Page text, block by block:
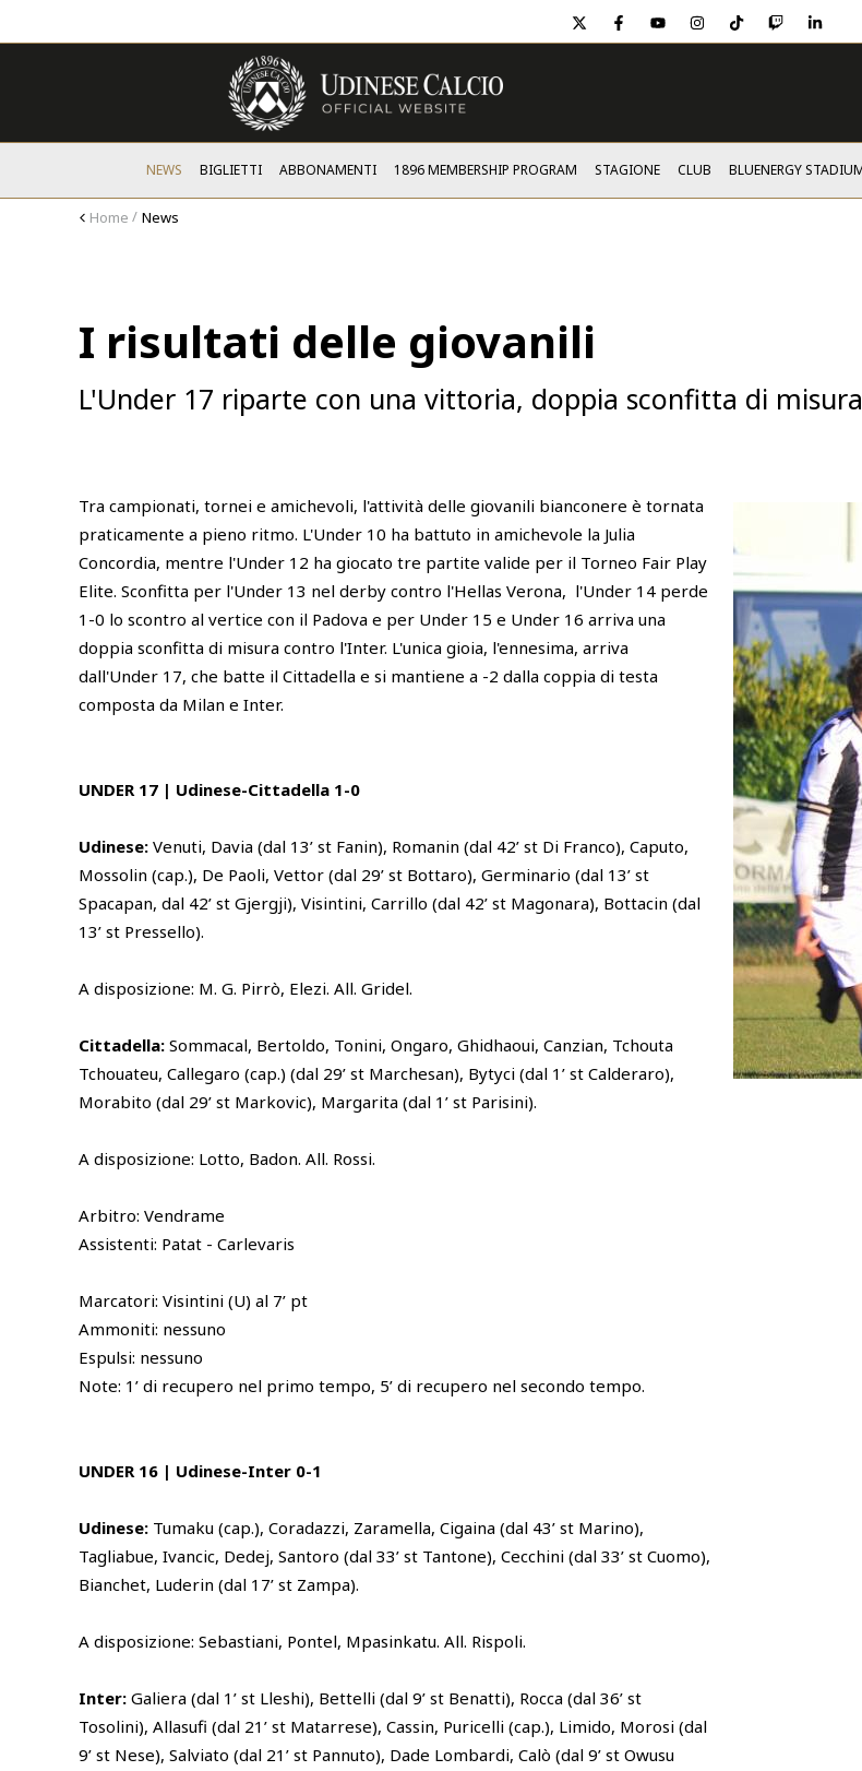
twitter facebook
youtubeinstagram
tiktoktwitch
NEWS BIGLIETTI ABBONAMENTI 1896 MEMBERSHIP PROGRAM STAGIONE CLUB BLUENERGY
Home News
I risultati delle giovanili
L'Under 17 riparte con una vittoria, doppia sconfitta di
Tra campionati, tornei e amichevoli, l'attività delle giovanili bianconere è tornata
praticamente a pieno ritmo. L'Under 10 ha battuto in amichevole la Julia
Concordia, mentre l'Under 12 ha giocato tre partite valide per il Torneo Fair Play
Elite. Sconfitta per l'Under 13 nel derby contro l'Hellas Verona, l'Under 14 perde
1-0 lo scontro al vertice con il Padova e per Under 15 e Under 16 arriva una
doppia sconfitta di misura contro l'Inter. L'unica gioia, l'ennesima, arriva
dall'Under 17, che batte il Cittadella e si mantiene a -2 dalla coppia di testa
composta da Milan e Inter.
UNDER 17 | Udinese-Cittadella 1-0
Udinese: Venuti, Davia (dal 13’ st Fanin), Romanin (dal 42’ st Di Franco), Caputo,
Mossolin (cap.), De Paoli, Vettor (dal 29’ st Bottaro), Germinario (dal 13’ st
Spacapan, dal 42’ st Gjergji), Visintini, Carrillo (dal 42’ st Magonara), Bottacin (dal
13’ st Pressello).
A disposizione: M. G. Pirrò, Elezi. All. Gridel.
Cittadella: Sommacal, Bertoldo, Tonini, Ongaro, Ghidhaoui, Canzian, Tchouta
Tchouateu, Callegaro (cap.) (dal 29’ st Marchesan), Bytyci (dal 1’ st Calderaro),
Morabito (dal 29’ st Markovic), Margarita (dal 1’ st Parisini).
A disposizione: Lotto, Badon. All. Rossi.
Arbitro: Vendrame
Assistenti: Patat - Carlevaris
Marcatori: Visintini (U) al 7’ pt
Ammoniti: nessuno
Espulsi: nessuno
Note: 1’ di recupero nel primo tempo, 5’ di recupero nel secondo tempo.
UNDER 16 | Udinese-Inter 0-1
Udinese: Tumaku (cap.), Coradazzi, Zaramella, Cigaina (dal 43’ st Marino),
Tagliabue, Ivancic, Dedej, Santoro (dal 33’ st Tantone), Cecchini (dal 33’ st Cuomo),
Bianchet, Luderin (dal 17’ st Zampa).
A disposizione: Sebastiani, Pontel, Mpasinkatu. All. Rispoli.
Inter: Galiera (dal 1’ st Lleshi), Bettelli (dal 9’ st Benatti), Rocca (dal 36’ st
Tosolini), Allasufi (dal 21’ st Matarrese), Cassin, Puricelli (cap.), Limido, Morosi (dal
9’ st Nese), Salviato (dal 21’ st Pannuto), Dade Lombardi, Calò (dal 9’ st Owusu